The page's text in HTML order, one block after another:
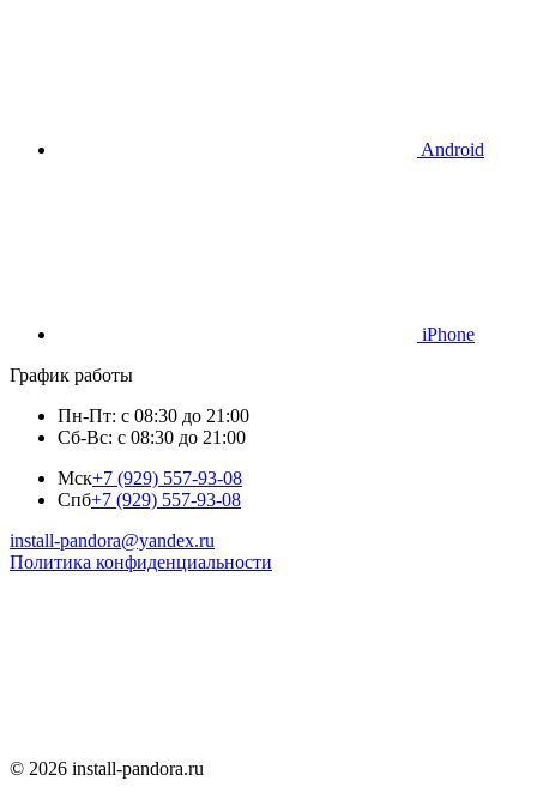
Android
iPhone
График работы
Пн-Пт: с 08:30 до 21:00
Сб-Вс: с 08:30 до 21:00
Мск+7 (929) 557-93-08
Спб+7 (929) 557-93-08
install-pandora@yandex.ru
Политика конфиденциальности
© 2026 install-pandora.ru